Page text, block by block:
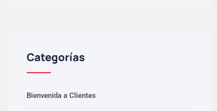
Categorías
Bienvenida a Clientes